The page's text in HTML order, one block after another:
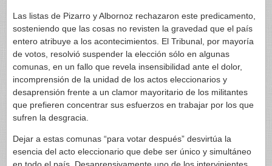
Las listas de Pizarro y Albornoz rechazaron este predicamento,
sosteniendo que las cosas no revisten la gravedad que el país
entero atribuye a los acontecimientos. El Tribunal, por mayoría
de votos, resolvió suspender la elección sólo en algunas
comunas, en un fallo que revela insensibilidad ante el dolor,
incomprensión de la unidad de los actos eleccionarios y
desaprensión frente a un clamor mayoritario de los militantes
que prefieren concentrar sus esfuerzos en trabajar por los que
sufren la desgracia.
Dejar a estas comunas “para votar después” desvirtúa la
esencia del acto eleccionario que debe ser único y simultáneo